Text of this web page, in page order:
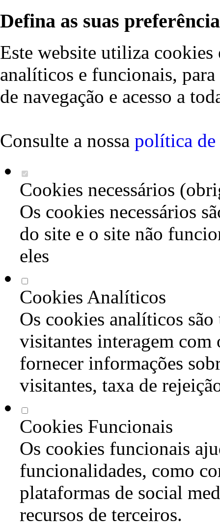
Defina as suas
Este website utiliza cookies
analíticos e funcionais,
de navegação e acesso a
Consulte a nossa política de
Cookies necessários
Os cookies necessários
do site e o site não
eles
Cookies Analíticos
Os cookies analíticos são
visitantes interagem com
fornecer informações
visitantes, taxa de
Cookies Funcionais
Os cookies funcionais
funcionalidades, como
plataformas de social
recursos de terceiros.